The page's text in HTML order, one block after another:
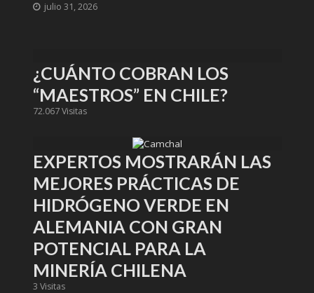
julio 31, 2026
¿CUÁNTO COBRAN LOS
“MAESTROS” EN CHILE?
72.067 Visitas
EXPERTOS MOSTRARÁN LAS
MEJORES PRÁCTICAS DE
HIDRÓGENO VERDE EN
ALEMANIA CON GRAN
POTENCIAL PARA LA
MINERÍA CHILENA
3 Visitas